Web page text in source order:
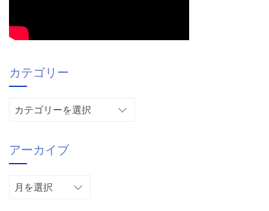
カテゴリー
リ
ー
アーカイブ
ア